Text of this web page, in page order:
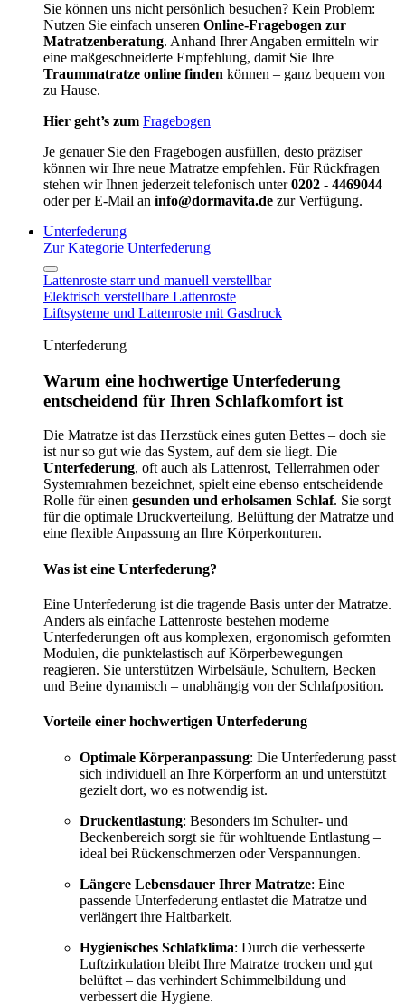
Sie können uns nicht persönlich besuchen? Kein Problem:
Nutzen Sie einfach unseren Online-Fragebogen zur
Matratzenberatung. Anhand Ihrer Angaben ermitteln wir
eine maßgeschneiderte Empfehlung, damit Sie Ihre
Traummatratze online finden können – ganz bequem von
zu Hause.
Hier geht’s zum Fragebogen
Je genauer Sie den Fragebogen ausfüllen, desto präziser
können wir Ihre neue Matratze empfehlen. Für Rückfragen
stehen wir Ihnen jederzeit telefonisch unter0202 - 4469044
oder per E-Mail an info@dormavita.de zur Verfügung.
Unterfederung
Zur Kategorie Unterfederung
Lattenroste starr und manuell verstellbar
Elektrisch verstellbare Lattenroste
Liftsysteme und Lattenroste mit Gasdruck
Unterfederung
Warum eine hochwertige Unterfederung
entscheidend für Ihren Schlafkomfort ist
Die Matratze ist das Herzstück eines guten Bettes – doch sie
ist nur so gut wie das System, auf dem sie liegt. Die
Unterfederung, oft auch als Lattenrost, Tellerrahmen oder
Systemrahmen bezeichnet, spielt eine ebenso entscheidende
Rolle für einen gesunden und erholsamen Schlaf. Sie sorgt
für die optimale Druckverteilung, Belüftung der Matratze und
eine flexible Anpassung an Ihre Körperkonturen.
Was ist eine Unterfederung?
Eine Unterfederung ist die tragende Basis unter der Matratze.
Anders als einfache Lattenroste bestehen moderne
Unterfederungen oft aus komplexen, ergonomisch geformten
Modulen, die punktelastisch auf Körperbewegungen
reagieren. Sie unterstützen Wirbelsäule, Schultern, Becken
und Beine dynamisch – unabhängig von der Schlafposition.
Vorteile einer hochwertigen Unterfederung
Optimale Körperanpassung: Die Unterfederung passt
sich individuell an Ihre Körperform an und unterstützt
gezielt dort, wo es notwendig ist.
Druckentlastung: Besonders im Schulter- und
Beckenbereich sorgt sie für wohltuende Entlastung –
ideal bei Rückenschmerzen oder Verspannungen.
Längere Lebensdauer Ihrer Matratze: Eine
passende Unterfederung entlastet die Matratze und
verlängert ihre Haltbarkeit.
Hygienisches Schlafklima: Durch die verbesserte
Luftzirkulation bleibt Ihre Matratze trocken und gut
belüftet – das verhindert Schimmelbildung und
verbessert die Hygiene.